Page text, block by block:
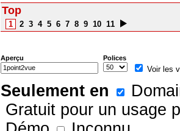
Top
1 2 3 4 5 6 7 8 9 10 11
Aperçu Polices
Voir les
Seulement en
Gratuit pour un usage